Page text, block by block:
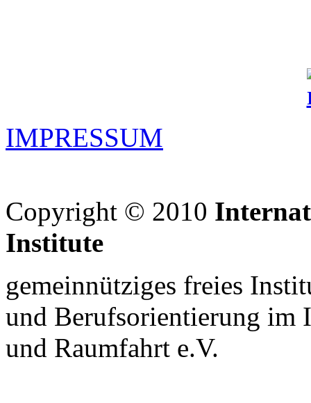
IMPRESSUM
Copyright © 2010
Institute
gemeinnütziges freies
und Berufsorientierung im
und Raumfahrt e.V.